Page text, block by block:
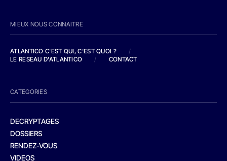
MIEUX NOUS CONNAITRE
ATLANTICO C'EST QUI, C'EST QUOI ?
/
LE RESEAU D'ATLANTICO
/ CONTACT
CATEGORIES
DECRYPTAGES
DOSSIERS
RENDEZ-VOUS
VIDEOS